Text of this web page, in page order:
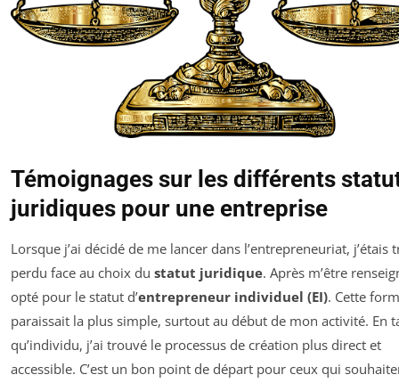
Témoignages sur les différents
juridiques pour une entreprise
Lorsque j’ai décidé de me lancer dans l’entrepreneuriat, j’étais
perdu face au choix du statut juridique. Après m’être
opté pour le statut d’entrepreneur individuel (EI). Cette
paraissait la plus simple, surtout au début de mon activité. En
qu’individu, j’ai trouvé le processus de création plus direct et
accessible. C’est un bon point de départ pour ceux qui